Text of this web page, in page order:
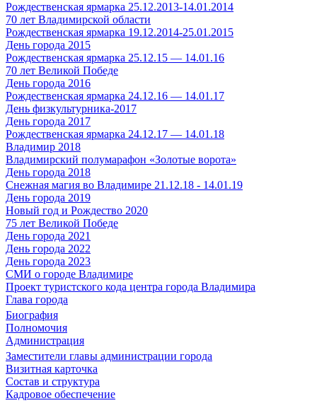
Рождественская ярмарка 25.12.2013-14.01.2014
70 лет Владимирской области
Рождественская ярмарка 19.12.2014-25.01.2015
День города 2015
Рождественская ярмарка 25.12.15 — 14.01.16
70 лет Великой Победе
День города 2016
Рождественская ярмарка 24.12.16 — 14.01.17
День физкультурника-2017
День города 2017
Рождественская ярмарка 24.12.17 — 14.01.18
Владимир 2018
Владимирский полумарафон «Золотые ворота»
День города 2018
Снежная магия во Владимире 21.12.18 - 14.01.19
День города 2019
Новый год и Рождество 2020
75 лет Великой Победе
День города 2021
День города 2022
День города 2023
СМИ о городе Владимире
Проект туристского кода центра города Владимира
Глава города
Биография
Полномочия
Администрация
Заместители главы администрации города
Визитная карточка
Состав и структура
Кадровое обеспечение